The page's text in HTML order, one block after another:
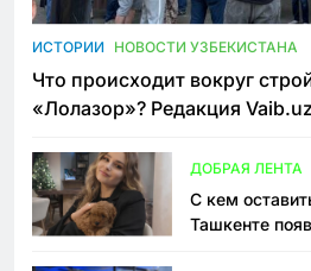
ИСТОРИИ НОВОСТИ УЗБЕКИСТАНА
Что происходит вокруг
«Лолазор»? Редакция
ДОБРАЯ ЛЕНТА
С кем
Ташкенте